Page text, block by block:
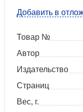
Добавить в
Товар №
Автор
Издательство
Страниц
Вес, г.